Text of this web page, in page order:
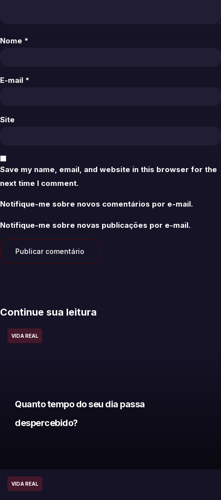
Nome *
E-mail *
Site
Save my name, email, and website in this browser for the
next time I comment.
Notifique-me sobre novos comentários por e-mail.
Notifique-me sobre novas publicações por e-mail.
Continue sua leitura
Quanto tempo do seu dia passa
despercebido?​
VIDA REAL
VIDA REAL